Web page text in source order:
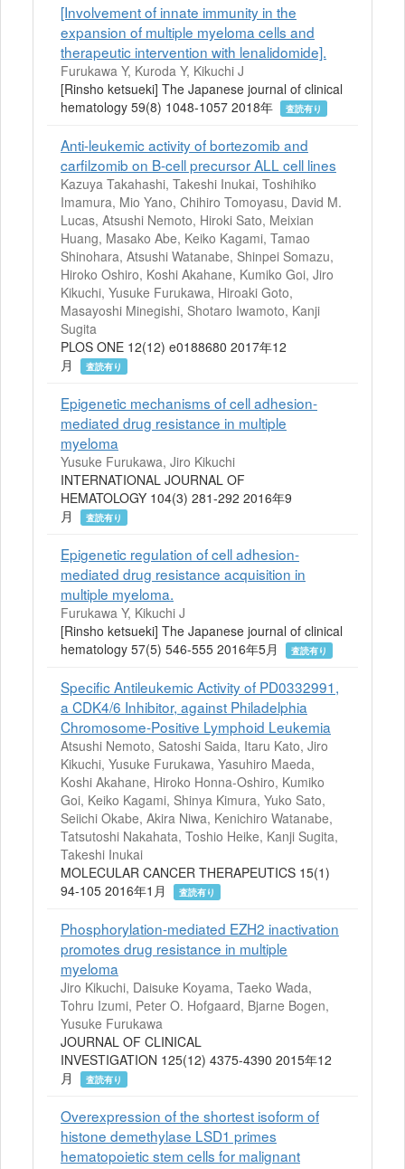
[Involvement of innate immunity in the
expansion of multiple myeloma cells and
therapeutic intervention with lenalidomide].
Furukawa Y, Kuroda Y, Kikuchi J
[Rinsho ketsueki] The Japanese journal of clinical
hematology 59(8) 1048-1057 2018年
査読有り
Anti-leukemic activity of bortezomib and
carfilzomib on B-cell precursor ALL cell lines
Kazuya Takahashi, Takeshi Inukai, Toshihiko
Imamura, Mio Yano, Chihiro Tomoyasu, David M.
Lucas, Atsushi Nemoto, Hiroki Sato, Meixian
Huang, Masako Abe, Keiko Kagami, Tamao
Shinohara, Atsushi Watanabe, Shinpei Somazu,
Hiroko Oshiro, Koshi Akahane, Kumiko Goi, Jiro
Kikuchi, Yusuke Furukawa, Hiroaki Goto,
Masayoshi Minegishi, Shotaro Iwamoto, Kanji
Sugita
PLOS ONE 12(12) e0188680 2017年12
月
査読有り
Epigenetic mechanisms of cell adhesion-
mediated drug resistance in multiple
myeloma
Yusuke Furukawa, Jiro Kikuchi
INTERNATIONAL JOURNAL OF
HEMATOLOGY 104(3) 281-292 2016年9
月
査読有り
Epigenetic regulation of cell adhesion-
mediated drug resistance acquisition in
multiple myeloma.
Furukawa Y, Kikuchi J
[Rinsho ketsueki] The Japanese journal of clinical
hematology 57(5) 546-555 2016年5月
査読有り
Specific Antileukemic Activity of PD0332991,
a CDK4/6 Inhibitor, against Philadelphia
Chromosome-Positive Lymphoid Leukemia
Atsushi Nemoto, Satoshi Saida, Itaru Kato, Jiro
Kikuchi, Yusuke Furukawa, Yasuhiro Maeda,
Koshi Akahane, Hiroko Honna-Oshiro, Kumiko
Goi, Keiko Kagami, Shinya Kimura, Yuko Sato,
Seiichi Okabe, Akira Niwa, Kenichiro Watanabe,
Tatsutoshi Nakahata, Toshio Heike, Kanji Sugita,
Takeshi Inukai
MOLECULAR CANCER THERAPEUTICS 15(1)
94-105 2016年1月
査読有り
Phosphorylation-mediated EZH2 inactivation
promotes drug resistance in multiple
myeloma
Jiro Kikuchi, Daisuke Koyama, Taeko Wada,
Tohru Izumi, Peter O. Hofgaard, Bjarne Bogen,
Yusuke Furukawa
JOURNAL OF CLINICAL
INVESTIGATION 125(12) 4375-4390 2015年12
月
査読有り
Overexpression of the shortest isoform of
histone demethylase LSD1 primes
hematopoietic stem cells for malignant